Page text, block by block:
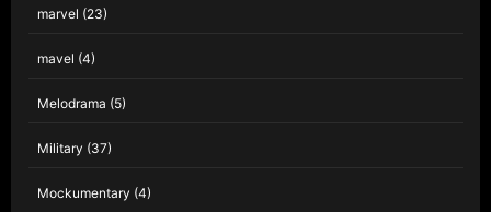
marvel (23)
mavel (4)
Melodrama (5)
Military (37)
Mockumentary (4)